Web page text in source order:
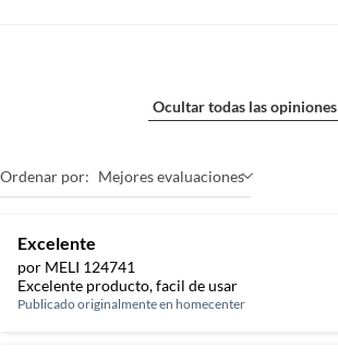
Ocultar todas las opiniones
Ordenar por: Mejores evaluaciones
Excelente
por MELI 124741
Excelente producto, facil de usar
Publicado originalmente en homecenter